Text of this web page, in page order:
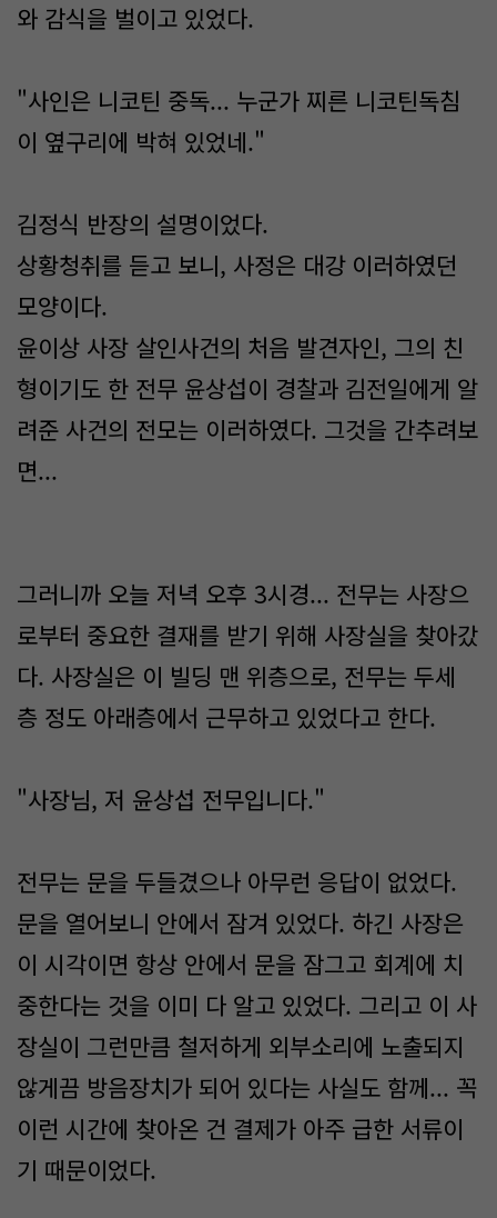
와 감식을 벌이고 있었다.
"사인은 니코틴 중독... 누군가 찌른 니코틴독침
이 옆구리에 박혀 있었네."
김정식 반장의 설명이었다.
상황청취를 듣고 보니, 사정은 대강 이러하였던
모양이다.
윤이상 사장 살인사건의 처음 발견자인, 그의 친
형이기도 한 전무 윤상섭이 경찰과 김전일에게 알
려준 사건의 전모는 이러하였다. 그것을 간추려보
면...
그러니까 오늘 저녁 오후 3시경... 전무는 사장으
로부터 중요한 결재를 받기 위해 사장실을 찾아갔
다. 사장실은 이 빌딩 맨 위층으로, 전무는 두세
층 정도 아래층에서 근무하고 있었다고 한다.
"사장님, 저 윤상섭 전무입니다."
전무는 문을 두들겼으나 아무런 응답이 없었다.
문을 열어보니 안에서 잠겨 있었다. 하긴 사장은
이 시각이면 항상 안에서 문을 잠그고 회계에 치
중한다는 것을 이미 다 알고 있었다. 그리고 이 사
장실이 그런만큼 철저하게 외부소리에 노출되지
않게끔 방음장치가 되어 있다는 사실도 함께... 꼭
이런 시간에 찾아온 건 결제가 아주 급한 서류이
기 때문이었다.